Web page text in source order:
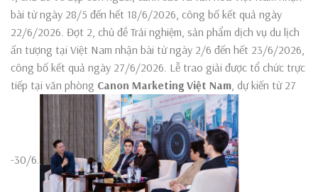
bài từ ngày 28/5 đến hết 18/6/2026, công bố kết quả ngày
22/6/2026. Đợt 2, chủ đề Trải nghiệm, sản phẩm dịch vụ du lịch
ấn tượng tại Việt Nam nhận bài từ ngày 2/6 đến hết 23/6/2026,
công bố kết quả ngày 27/6/2026. Lễ trao giải được tổ chức trực
tiếp tại văn phòng Canon Marketing Việt Nam , dự kiến từ 27
-30/6.